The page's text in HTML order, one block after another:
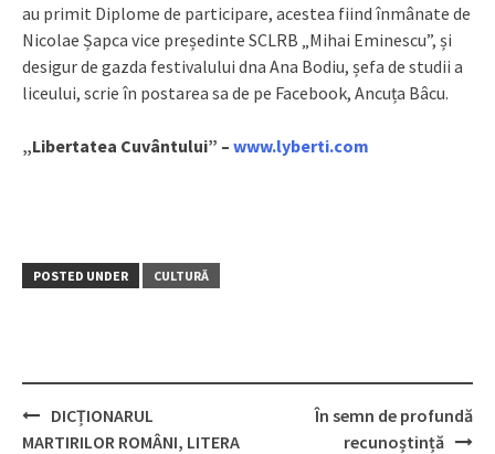
au primit Diplome de participare, acestea fiind înmânate de
Nicolae Șapca vice președinte SCLRB „Mihai Eminescu”, și
desigur de gazda festivalului dna Ana Bodiu, șefa de studii a
liceului, scrie în postarea sa de pe Facebook, Ancuța Bâcu.
„Libertatea Cuvântului” – www.lyberti.com
POSTED UNDER CULTURĂ
Post
DICȚIONARUL
MARTIRILOR ROMÂNI, LITERA
În semn de profundă
recunoștință